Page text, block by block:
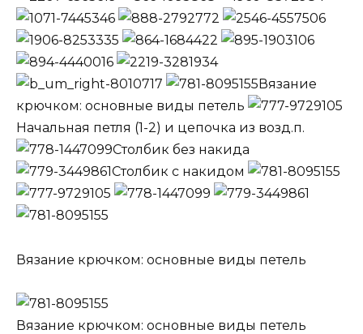
Вязание
крючком: основные виды петель
Начальная петля (1-2) и цепочка из возд.п.
Столбик без накида
Столбик с накидом
Вязание крючком: основные виды петель
Вязание крючком: основные виды петель